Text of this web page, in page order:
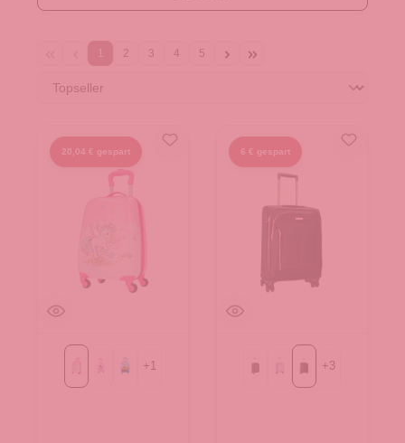
1 2 3 4 5
20,04 € gespart
EinhornPrinzessin
Race
+1
6 € gespart
BlackFliederblack/rose
+3